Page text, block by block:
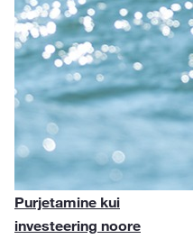
Purjetamine kui
investeering noore